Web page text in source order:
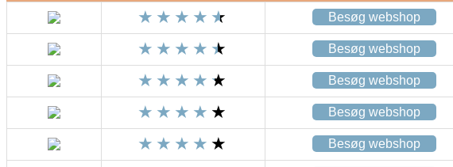
Besøg webshop
Besøg webshop
Besøg webshop
Besøg webshop
Besøg webshop